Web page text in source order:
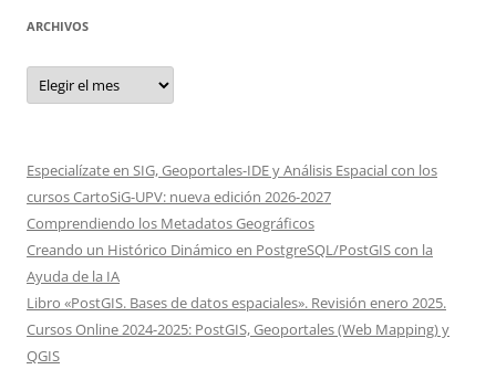
ARCHIVOS
Archivos
Especialízate en SIG, Geoportales-IDE y Análisis Espacial con los
cursos CartoSiG-UPV: nueva edición 2026-2027
Comprendiendo los Metadatos Geográficos
Creando un Histórico Dinámico en PostgreSQL/PostGIS con la
Ayuda de la IA
Libro «PostGIS. Bases de datos espaciales». Revisión enero 2025.
Cursos Online 2024-2025: PostGIS, Geoportales (Web Mapping) y
QGIS